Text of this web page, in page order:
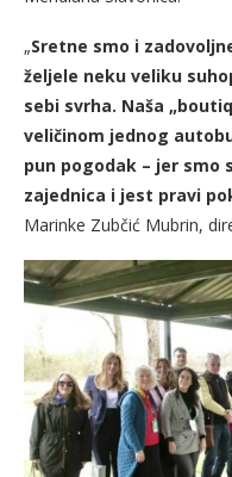
„Sretne smo i
željele neku veliku
sebi svrha. Naša
veličinom jednog
pun pogodak – jer smo
zajednica i jest pravi
Marinke Zubčić Mubrin,